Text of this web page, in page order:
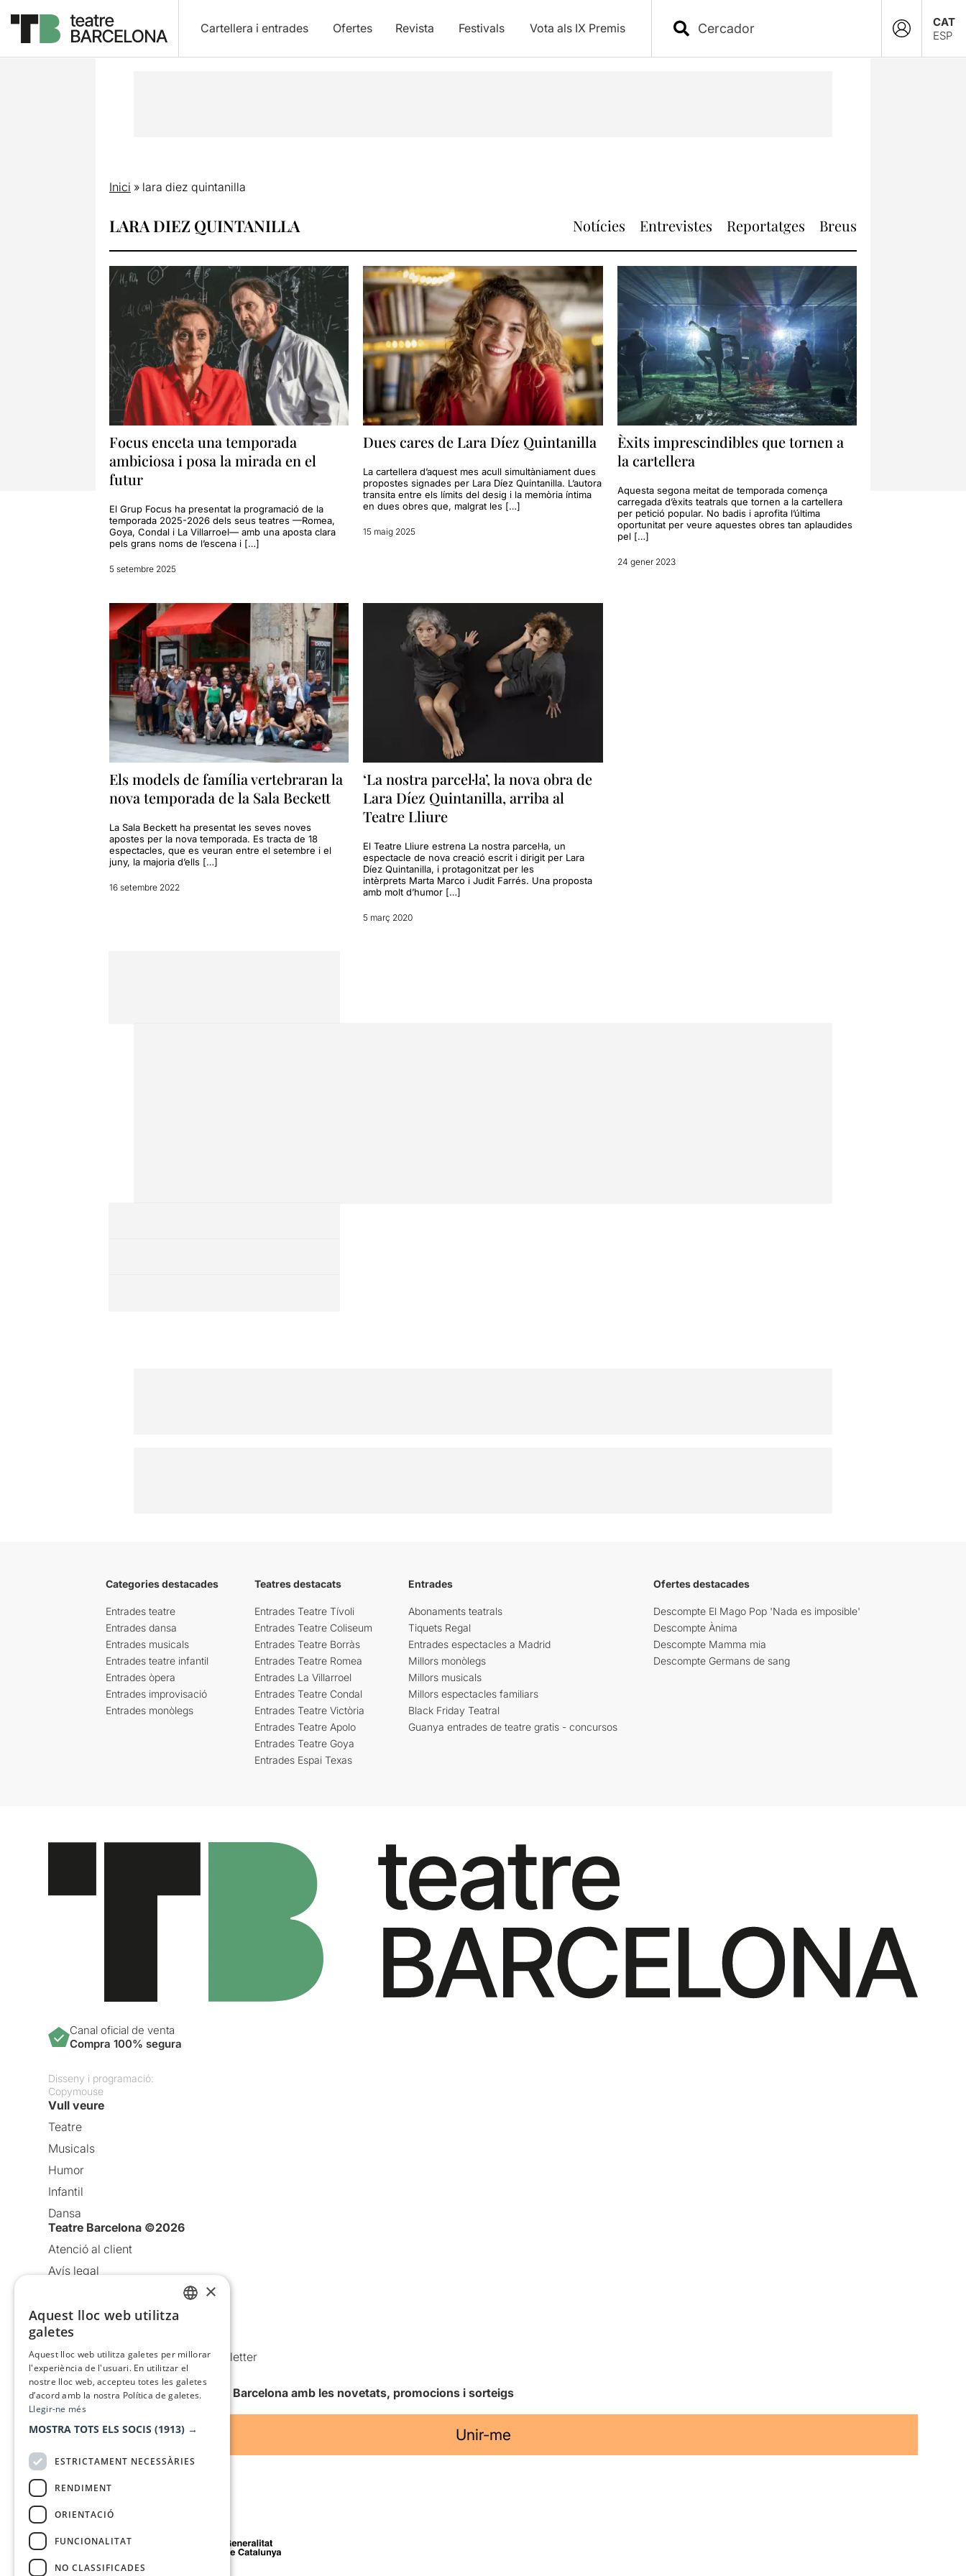
Cartellera i entrades Ofertes Revista Festivals Vota als IX Premis
CAT
ESP
Inici » lara diez quintanilla
LARA DIEZ QUINTANILLA Notícies Entrevistes Reportatges Breus
Focus enceta una temporada
ambiciosa i posa la mirada en el
futur
El Grup Focus ha presentat la programació de la
temporada 2025-2026 dels seus teatres —Romea,
Goya, Condal i La Villarroel— amb una aposta clara
pels grans noms de l’escena i […]
5 setembre 2025
Dues cares de Lara Díez Quintanilla
La cartellera d’aquest mes acull simultàniament dues
propostes signades per Lara Díez Quintanilla. L’autora
transita entre els límits del desig i la memòria íntima
en dues obres que, malgrat les […]
15 maig 2025
Èxits imprescindibles que tornen a
la cartellera
Aquesta segona meitat de temporada comença
carregada d’èxits teatrals que tornen a la cartellera
per petició popular. No badis i aprofita l’última
oportunitat per veure aquestes obres tan aplaudides
pel […]
24 gener 2023
Els models de família vertebraran la
nova temporada de la Sala Beckett
La Sala Beckett ha presentat les seves noves
apostes per la nova temporada. Es tracta de 18
espectacles, que es veuran entre el setembre i el
juny, la majoria d’ells […]
16 setembre 2022
‘La nostra parcel·la’, la nova obra de
Lara Díez Quintanilla, arriba al
Teatre Lliure
El Teatre Lliure estrena La nostra parcel·la, un
espectacle de nova creació escrit i dirigit per Lara
Díez Quintanilla, i protagonitzat per les
intèrprets Marta Marco i Judit Farrés. Una proposta
amb molt d’humor […]
5 març 2020
Categories destacades
Entrades teatre
Entrades dansa
Entrades musicals
Entrades teatre infantil
Entrades òpera
Entrades improvisació
Entrades monòlegs
Teatres destacats
Entrades Teatre Tívoli
Entrades Teatre Coliseum
Entrades Teatre Borràs
Entrades Teatre Romea
Entrades La Villarroel
Entrades Teatre Condal
Entrades Teatre Victòria
Entrades Teatre Apolo
Entrades Teatre Goya
Entrades Espai Texas
Entrades
Abonaments teatrals
Tiquets Regal
Entrades espectacles a Madrid
Millors monòlegs
Millors musicals
Millors espectacles familiars
Black Friday Teatral
Guanya entrades de teatre gratis - concursos
Ofertes destacades
Descompte El Mago Pop 'Nada es imposible'
Descompte Ànima
Descompte Mamma mia
Descompte Germans de sang
Canal oficial de venta
Compra 100% segura
Disseny i programació:
Copymouse
Vull veure
Teatre
Musicals
Humor
Infantil
Dansa
Teatre Barcelona ©2026
Atenció al client
Avís legal
Política de cookies
Condicions d’ús
Comunicacions comercials i Newsletter
Anuncia’t
Vull rebre la newsletter de Teatre Barcelona amb les novetats, promocions i sorteigs
Unir-me
Amb el suport de
×
Aquest lloc web utilitza
galetes
Aquest lloc web utilitza galetes per millorar
l'experiència de l'usuari. En utilitzar el
nostre lloc web, accepteu totes les galetes
d’acord amb la nostra Política de galetes.
Llegir-ne més
MOSTRA TOTS ELS SOCIS (1913) →
ESTRICTAMENT NECESSÀRIES
RENDIMENT
ORIENTACIÓ
FUNCIONALITAT
NO CLASSIFICADES